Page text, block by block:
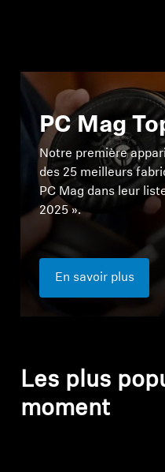
PC Mag
Notre première
des 25 meilleurs
PC Mag dans leur
2025 ».
En savoir plus
Les plus
moment